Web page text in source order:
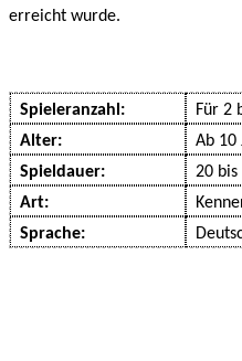
erreicht wurde.
Spieleranzahl:
Für 2
Alter:
Ab 10
Spieldauer:
20
Art:
Sprache: